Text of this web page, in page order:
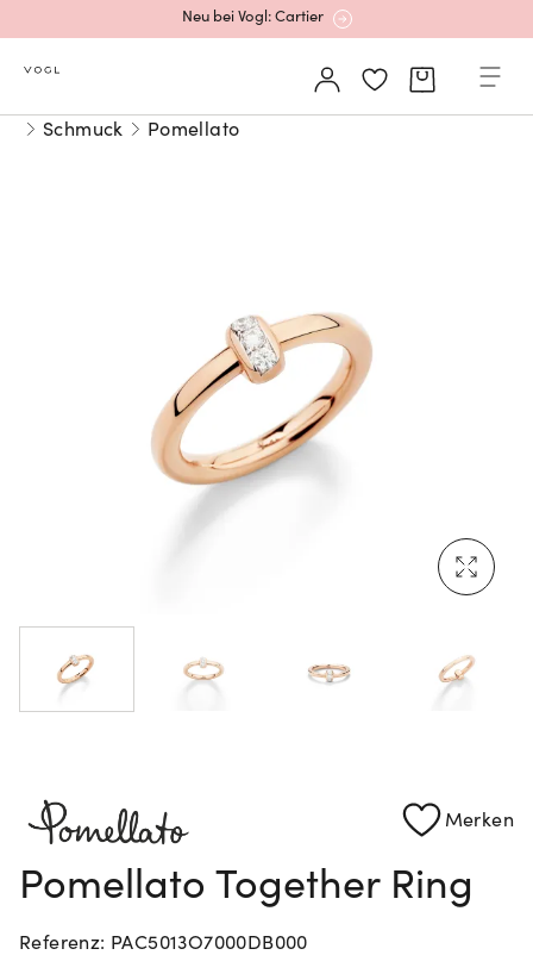
Neu bei Vogl: Cartier
Mehr erfahren: Ikonische Uhren von Cartier
Neu bei Vogl: Uhren von Grand Seiko
Neu bei Vogl: Cartier
Rolex Certified Pre-Owned entdecken
Schmuck Pomellato
Merken
Pomellato Together Ring
Referenz: PAC5013O7000DB000